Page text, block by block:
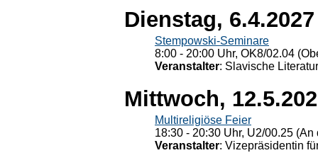
Dienstag, 6.4.2027
Stempowski-Seminare
8:00 - 20:00 Uhr, OK8/02.04
Veranstalter: Slavische
Mittwoch,
Multireligiöse Feier
18:30 - 20:30 Uhr, U2/00.25
Veranstalter: Vizepräsidentin